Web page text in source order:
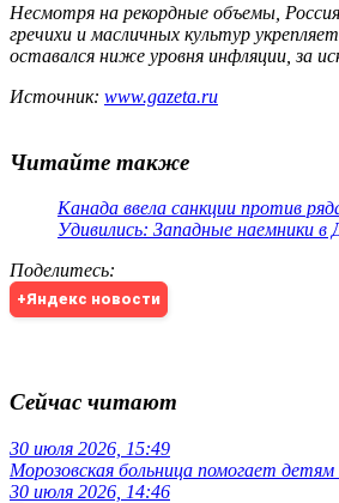
Несмотря на рекордные объемы,
гречихи и масличных культур
оставался ниже уровня инфляции, за
Источник: www.gazeta.ru
Читайте также
Канада ввела санкции против
Удивились: Западные наемники в
Поделитесь:
+Яндекс новости
Сейчас читают
30 июля 2026, 15:49
Морозовская больница помогает детям
30 июля 2026, 14:46